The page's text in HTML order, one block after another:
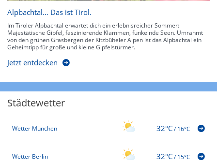
Alpbachtal… Das ist Tirol.
Im Tiroler Alpbachtal erwartet dich ein erlebnisreicher Sommer:
Majestätische Gipfel, faszinierende Klammen, funkelnde Seen. Umrahmt
von den grünen Grasbergen der Kitzbüheler Alpen ist das Alpbachtal ein
Geheimtipp für große und kleine Gipfelstürmer.
Jetzt entdecken
Städtewetter
Wetter München 32°C/16°C
Wetter Berlin 32°C/15°C